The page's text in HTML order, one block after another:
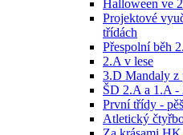
Halloween ve
Projektové
třídách
Přespolní běh
2.A v lese
3.D Mandaly z
ŠD 2.A a 1.A -
První třídy -
Atletický